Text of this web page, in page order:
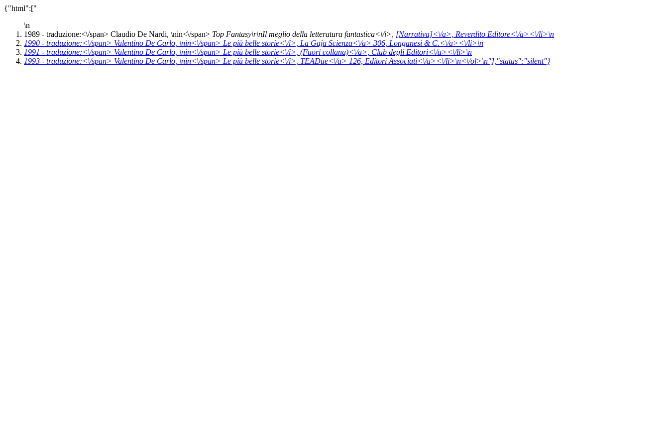
{"html":["
\n
1989 - traduzione:<\/span> Claudio De Nardi, \nin<\/span> Top Fantasy\r\nIl meglio della letteratura fantastica<\/i>, [Narrativa]<\/a>, Reverdito Editore<\/a><\/li>\n
1990 - traduzione:<\/span> Valentino De Carlo, \nin<\/span> Le più belle storie<\/i>, La Gaja Scienza<\/a> 306, Longanesi & C.<\/a><\/li>\n
1991 - traduzione:<\/span> Valentino De Carlo, \nin<\/span> Le più belle storie<\/i>, (Fuori collana)<\/a>, Club degli Editori<\/a><\/li>\n
1993 - traduzione:<\/span> Valentino De Carlo, \nin<\/span> Le più belle storie<\/i>, TEADue<\/a> 126, Editori Associati<\/a><\/li>\n<\/ol>\n"],"status":"silent"}